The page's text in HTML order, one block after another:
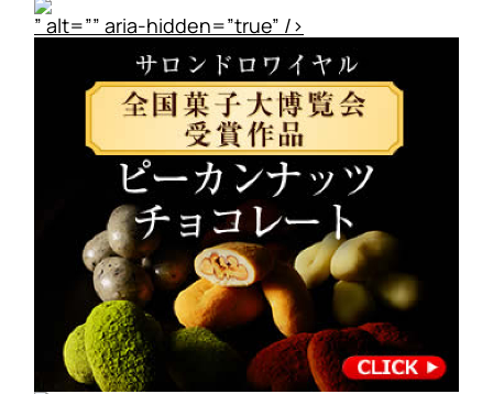
” alt=”” aria-hidden=”true” />